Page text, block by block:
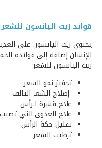
قوائد زيت اليانسون للشعر
يحتوي زيت اليانسون على
الإنسان إضافة إلى فوائده
زيت اليانسون للشعر:
تحفيز نمو الشعر
إصلاح الشعر التالف
علاج قشرة الرأس
علاج العدوى التي
تقليل حكة الرأس
ترطيب الشعر